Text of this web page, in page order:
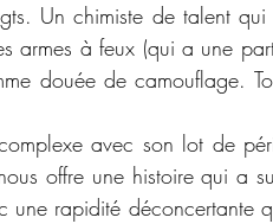
Un chimiste de talent
armes à feux (qui a une
douée de camouflage.
avec son lot de
offre une histoire qui a
rapidité déconcertante